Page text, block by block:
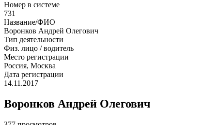
Номер в системе
731
Название/ФИО
Воронков Андрей Олегович
Тип деятельности
Физ. лицо / водитель
Место регистрации
Россия, Москва
Дата регистрации
14.11.2017
Воронков Андрей Олегович